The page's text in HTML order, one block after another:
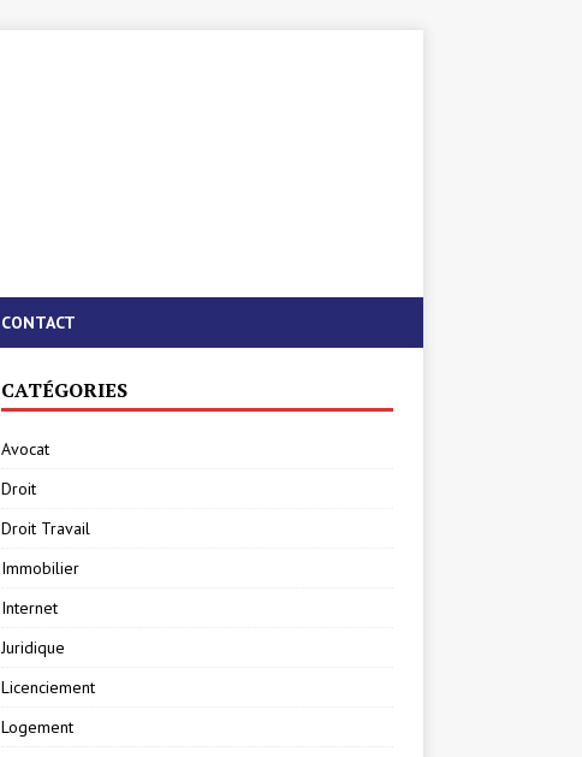
CONTACT
CATÉGORIES
Avocat
Droit
Droit Travail
Immobilier
Internet
Juridique
Licenciement
Logement